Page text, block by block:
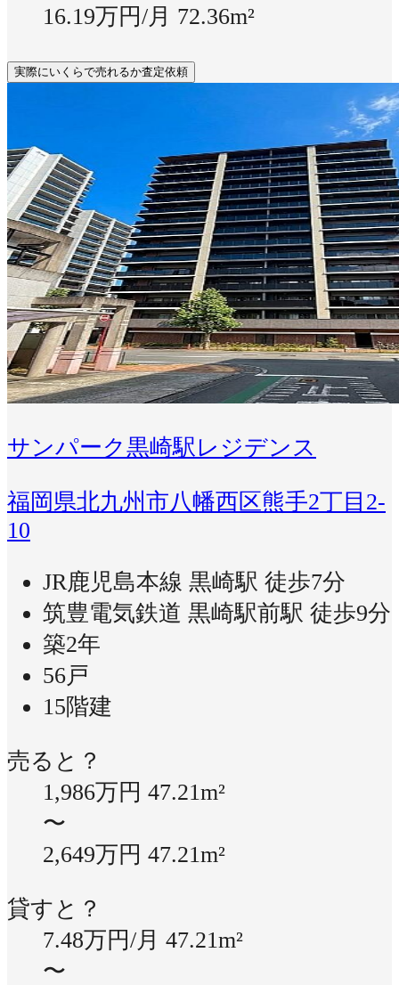
16.19万円/月 72.36m²
実際にいくらで売れるか査定依頼
サンパーク黒崎駅レジデンス
福岡県北九州市八幡西区熊手2丁目2-
10
JR鹿児島本線 黒崎駅 徒歩7分
筑豊電気鉄道 黒崎駅前駅 徒歩9分
築2年
56戸
15階建
売ると？
1,986万円 47.21m²
〜
2,649万円 47.21m²
貸すと？
7.48万円/月 47.21m²
〜